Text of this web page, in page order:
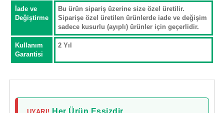
İade ve
Değiştirme
Bu ürün sipariş üzerine size özel üretilir.
Siparişe özel üretilen ürünlerde iade ve değişim
sadece kusurlu (ayıplı) ürünler için geçerlidir.
Kullanım
Garantisi
2 Yıl